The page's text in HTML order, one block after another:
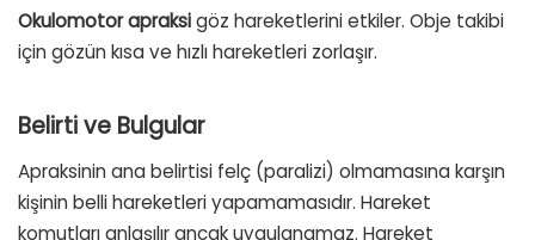
Okulomotor apraksigöz hareketlerini etkiler. Obje takibi
için gözün kısa ve hızlı hareketleri zorlaşır.
Belirti ve Bulgular
Apraksinin ana belirtisi felç (paralizi) olmamasına karşın
kişinin belli hareketleri yapamamasıdır. Hareket
komutları anlaşılır ancak uygulanamaz. Hareket